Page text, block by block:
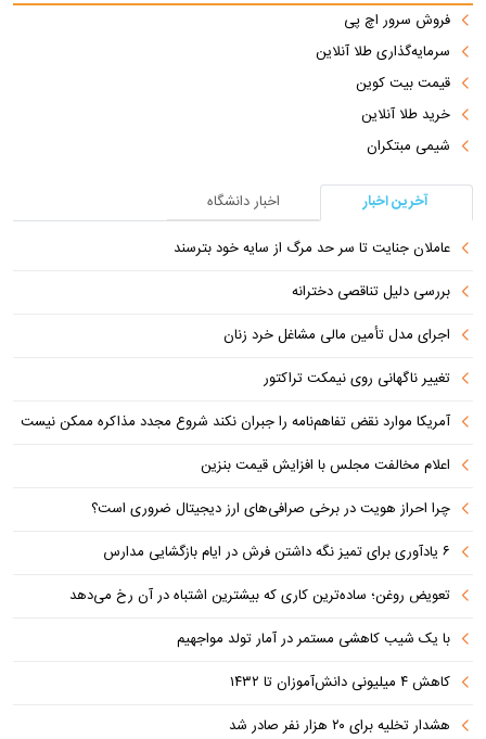
فروش سرور اچ پی
سرمایه‌گذاری طلا آنلاین
قیمت بیت کوین
خرید طلا آنلاین
شیمی مبتکران
آخرین اخبار
اخبار دانشگاه
عاملان جنایت تا سر حد مرگ از سایه خود بترسند
بررسی دلیل تناقصی دخترانه
اجرای مدل تأمین مالی مشاغل خرد زنان
تغییر ناگهانی روی نیمکت تراکتور
آمریکا موارد نقض تفاهم‌نامه را جبران نکند شروع مجدد مذاکره ممکن نیست
اعلام مخالفت مجلس با افزایش قیمت بنزین
چرا احراز هویت در برخی صرافی‌های ارز دیجیتال ضروری است؟
۶ یادآوری برای تمیز نگه داشتن فرش در ایام بازگشایی مدارس
تعویض روغن؛ ساده‌ترین کاری که بیشترین اشتباه در آن رخ می‌دهد
با یک شیب کاهشی مستمر در آمار تولد مواجهیم
کاهش ۴ میلیونی دانش‌آموزان تا ۱۴۳۲
هشدار تخلیه برای ۲۰ هزار نفر صادر شد